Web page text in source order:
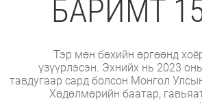
БАРИМТ
Тэр мөн бөхийн өргөөнд
үзүүрлэсэн. Эхнийх нь 2023
тавдугаар сард болсон Монгол
Хөдөлмөрийн баатар,